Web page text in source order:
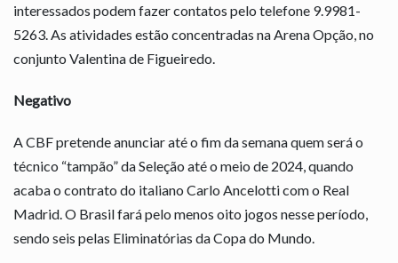
interessados podem fazer contatos pelo telefone 9.9981-
5263. As atividades estão concentradas na Arena Opção, no
conjunto Valentina de Figueiredo.
Negativo
A CBF pretende anunciar até o fim da semana quem será o
técnico “tampão” da Seleção até o meio de 2024, quando
acaba o contrato do italiano Carlo Ancelotti com o Real
Madrid. O Brasil fará pelo menos oito jogos nesse período,
sendo seis pelas Eliminatórias da Copa do Mundo.